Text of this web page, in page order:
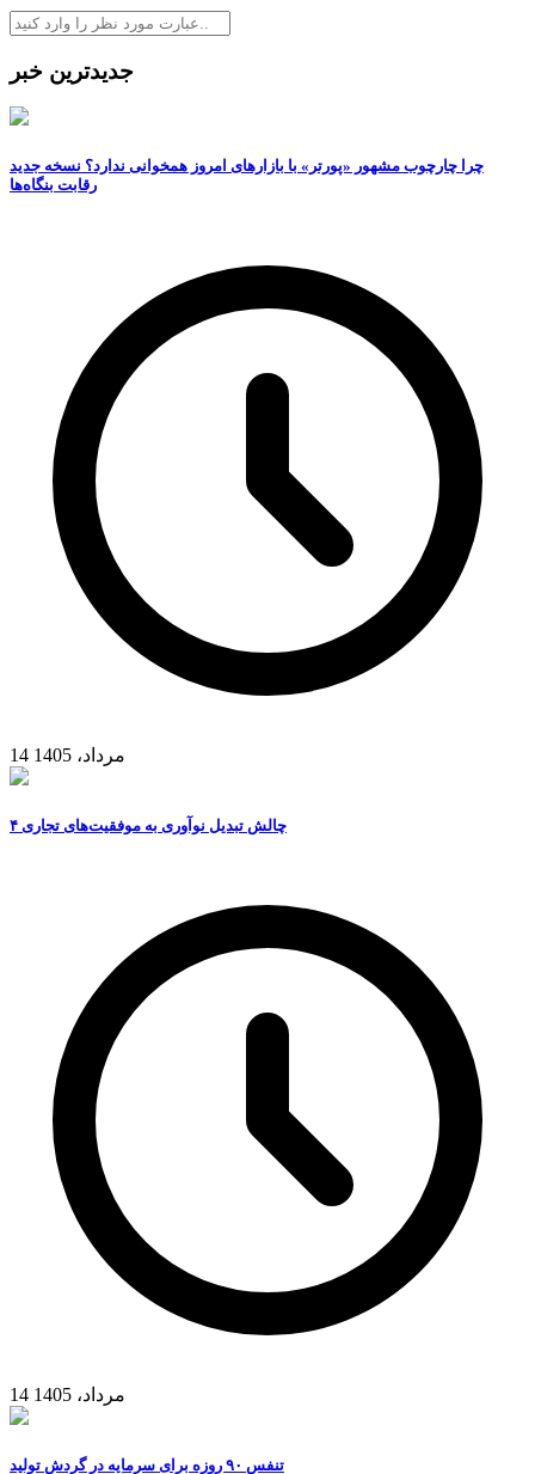
جدیدترین خبر
چرا چارچوب مشهور «پورتر» با بازارهای امروز همخوانی ندارد؟ نسخه جدید
رقابت‌ بنگاه‌ها
14 مرداد، 1405
۴ چالش تبدیل نوآوری به موفقیت‌های تجاری
14 مرداد، 1405
تنفس ۹۰ روزه برای سرمایه در گردش تولید